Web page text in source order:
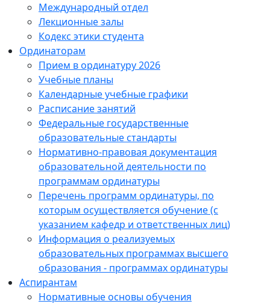
Международный отдел
Лекционные залы
Кодекс этики студента
Ординаторам
Прием в ординатуру 2026
Учебные планы
Календарные учебные графики
Расписание занятий
Федеральные государственные
образовательные стандарты
Нормативно-правовая документация
образовательной деятельности по
программам ординатуры
Перечень программ ординатуры, по
которым осуществляется обучение (с
указанием кафедр и ответственных лиц)
Информация о реализуемых
образовательных программах высшего
образования - программах ординатуры
Аспирантам
Нормативные основы обучения